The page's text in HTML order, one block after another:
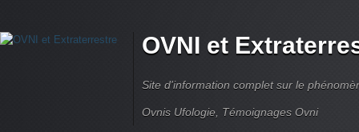
OVNI et
Site d'information complet sur le
Ovnis Ufologie, Témoignages Ovni